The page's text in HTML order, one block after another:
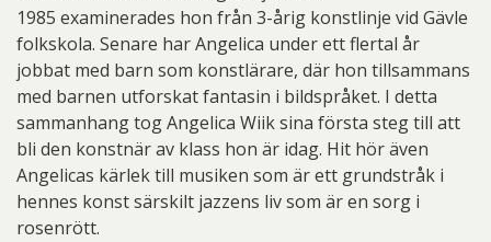
1985 examinerades hon från 3-årig konstlinje vid Gävle
folkskola. Senare har Angelica under ett flertal år
jobbat med barn som konstlärare, där hon tillsammans
med barnen utforskat fantasin i bildspråket. I detta
sammanhang tog Angelica Wiik sina första steg till att
bli den konstnär av klass hon är idag. Hit hör även
Angelicas kärlek till musiken som är ett grundstråk i
hennes konst särskilt jazzens liv som är en sorg i
rosenrött.